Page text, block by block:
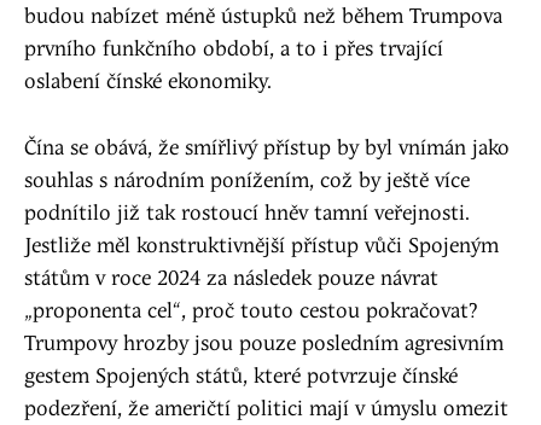
budou nabízet méně ústupků než během Trumpova
prvního funkčního období, a to i přes trvající
oslabení čínské ekonomiky.
Čína se obává, že smířlivý přístup by byl vnímán jako
souhlas s národním ponížením, což by ještě více
podnítilo již tak rostoucí hněv tamní veřejnosti.
Jestliže měl konstruktivnější přístup vůči Spojeným
státům v roce 2024 za následek pouze návrat
„proponenta cel“, proč touto cestou pokračovat?
Trumpovy hrozby jsou pouze posledním agresivním
gestem Spojených států, které potvrzuje čínské
podezření, že američtí politici mají v úmyslu omezit